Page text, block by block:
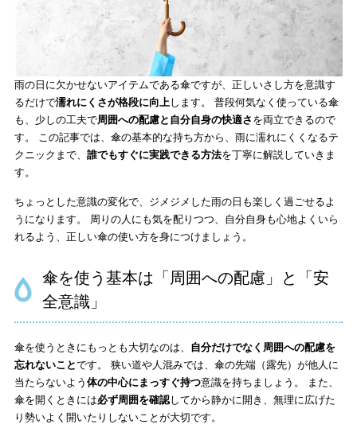
雨の日に欠かせないアイテムである傘ですが、正しいさし方を意識す
るだけで濡れにくさが格段に向上します。 普段何気なく使っている傘
も、少しの工夫で周囲への配慮と自分自身の快適さ を両立できるので
す。 この記事では、傘の基本的な持ち方から、雨に濡れにくくなるテ
クニックまで、 誰でもすぐに実践できる方法を丁寧に解説していきま
す。
ちょっとした意識の変化で、ジメジメした雨の日も楽しく過ごせるよ
うになります。 周りの人にも気を配りつつ、自分自身も心地よくいら
れるよう、正しい傘の使い方を身につけましょう。
傘を使う基本は「周囲への配慮」と「安
全意識」
傘を使うときにもっとも大切なのは、 自分だけでなく周囲への配慮を
忘れないことです。 狭い道や人混みでは、傘の先端（露先）が他人に
当たらないよう 体の中心にまっすぐ持つ意識を持ちましょう。 また、
傘を開くときには必ず周囲を確認してから静かに開き、無理に広げた
り勢いよく開いたりしないことが大切です。